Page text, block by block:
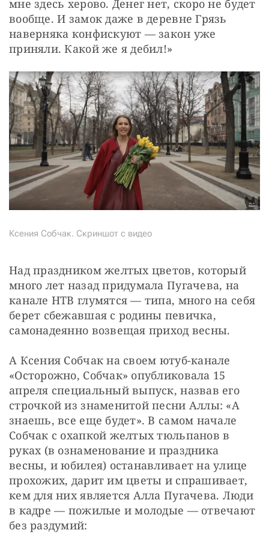
мне здесь херово. Денег нет, скоро не будет
вообще. И замок даже в деревне Грязь
наверняка конфискуют — закон уже
приняли. Какой же я дебил!»
Ксения Собчак. Скриншот с видео
Над праздником желтых цветов, который
много лет назад придумала Пугачева, на
канале НТВ глумятся — типа, много на себя
берет сбежавшая с родины певичка,
самонадеянно возвещая приход весны.
А Ксения Собчак на своем ютуб-канале
«Осторожно, Собчак» опубликовала 15
апреля специальный выпуск, назвав его
строчкой из знаменитой песни Аллы: «А
знаешь, все еще будет». В самом начале
Собчак с охапкой желтых тюльпанов в
руках (в ознаменование и праздника
весны, и юбилея) останавливает на улице
прохожих, дарит им цветы и спрашивает,
кем для них является Алла Пугачева. Люди
в кадре — пожилые и молодые — отвечают
без раздумий: